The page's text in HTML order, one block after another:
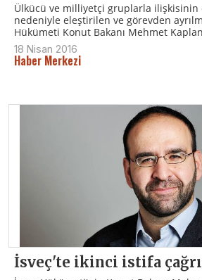
Ülkücü ve milliyetçi gruplarla ilişkisinin
nedeniyle eleştirilen ve görevden
Hükümeti Konut Bakanı Mehmet
18 Nisan 2016
Haber Merkezi
İsveç'te ikinci istifa